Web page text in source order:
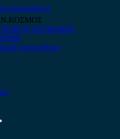
Ν.ΚΟΣΜΟΣ
9238158 210 9026839